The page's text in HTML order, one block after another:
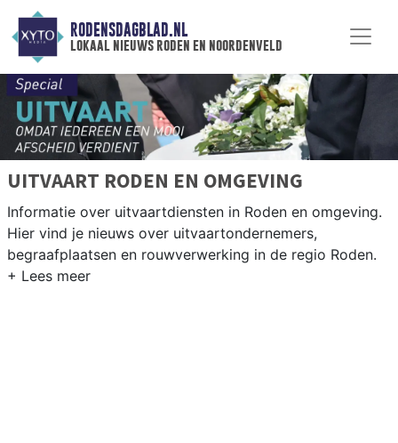
RODENSDAGBLAD.NL
lokaal nieuws roden en noordenveld
UITVAART RODEN EN OMGEVING
Informatie over uitvaartdiensten in Roden en omgeving.
Hier vind je nieuws over uitvaartondernemers,
begraafplaatsen en rouwverwerking in de regio Roden.